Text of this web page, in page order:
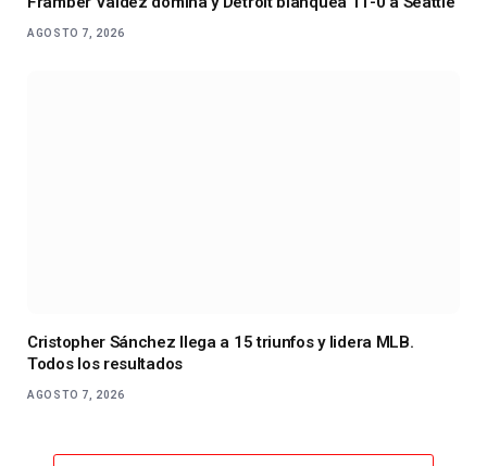
AGOSTO 7, 2026
Cristopher Sánchez llega a 15 triunfos y lidera MLB.
Todos los resultados
AGOSTO 7, 2026